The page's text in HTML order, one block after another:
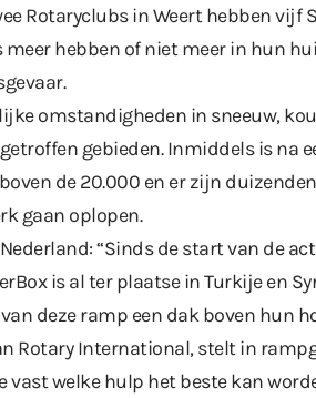
Rotaryclubs in Weert hebben vijf
hebben of niet meer in hun
omstandigheden in sneeuw, kou
gebieden. Inmiddels is na
de 20.000 en er zijn
gaan oplopen.
“Sinds de start van de
is al ter plaatse in Turkije en
deze ramp een dak boven hun
Rotary International, stelt in
welke hulp het beste kan